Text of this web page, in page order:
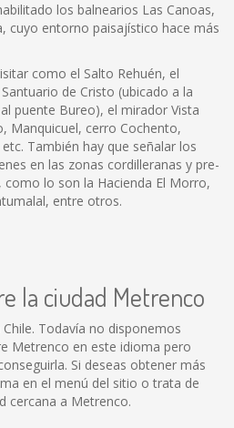
los balnearios Las Canoas,
cuyo entorno paisajístico hace más
como el Salto Rehuén, el
de Cristo (ubicado a la
puente Bureo), el mirador Vista
Manquicuel, cerro Cochento,
También hay que señalar los
en las zonas cordilleranas y pre-
lo son la Hacienda El Morro,
entre otros.
la ciudad Metrenco
Todavía no disponemos
Metrenco en este idioma pero
Si deseas obtener más
en el menú del sitio o trata de
cercana a Metrenco.